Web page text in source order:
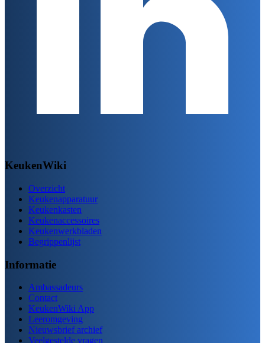
KeukenWiki
Overzicht
Keukenapparatuur
Keukenkasten
Keukenaccessoires
Keukenwerkbladen
Begrippenlijst
Informatie
Ambassadeurs
Contact
KeukenWiki App
Leeromgeving
Nieuwsbrief archief
Veelgestelde vragen